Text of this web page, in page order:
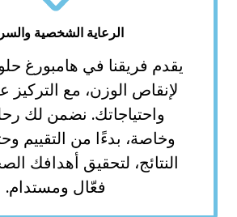
الرعاية الشخصية والسرية
فريقنا في هامبورغ حلولًا مخصصة
الوزن، مع التركيز على تفردك
واحتياجاتك. نضمن لك رحلة سرية
بدءًا من التقييم وحتى تحقيق
لتحقيق أهدافك الصحية بشكل
فعّال ومستدام.